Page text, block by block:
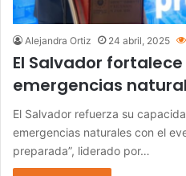
Alejandra Ortiz 24 abril, 2025
El Salvador
emergencias
El Salvador refuerza su
emergencias naturales con el
preparada”, liderado por…